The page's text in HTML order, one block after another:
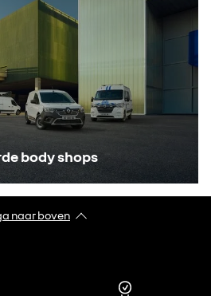
body shops
naar boven